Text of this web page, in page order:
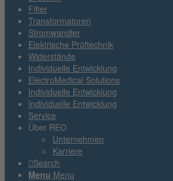
Filter
Transformatoren
Stromwandler
Elektrische Prüftechnik
Widerstände
Individuelle Entwicklung
ElectroMedical Solutions
Individuelle Entwicklung
Individuelle Entwicklung
Service
Über REO
Unternehmen
Karriere
Search
Menu Menu